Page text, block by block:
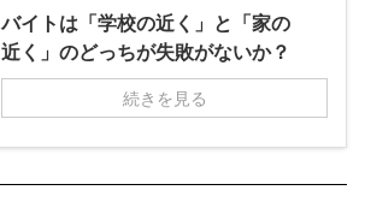
バイトは「学校の近く」と「家の
近く」のどっちが失敗がないか？
続きを見る